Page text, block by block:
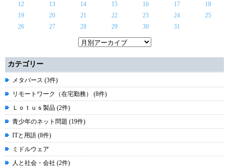
12
13 14 15 16 17
18
19
20 21 22 23 24
25
26
27 28 29 30 31
カテゴリー
メタバース (3件)
リモートワーク（在宅勤務） (8件)
Ｌｏｔｕｓ製品 (2件)
青少年のネット問題 (19件)
ITと用語 (8件)
ミドルウェア
人と社会・会社 (2件)